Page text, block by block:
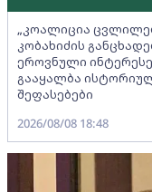
„კოალიცია
კობახიძის
ეროვნული
გააყალბა
შეფასებები
2026/08/08 18:48